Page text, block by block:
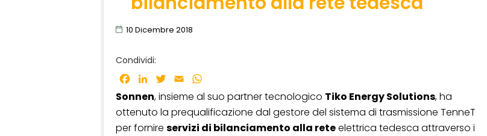
10 Dicembre 2018
Condividi:
Facebook
LinkedInTwitter
Email
Sonnen, insieme al suo partner tecnologico Tiko Energy Solutions, ha
ottenuto la prequalificazione dal gestore del sistema di trasmissione TenneT
per fornire servizi di bilanciamento alla reteelettrica tedesca attraverso i